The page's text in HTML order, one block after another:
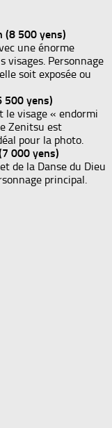
(8 500 yens)
une énorme
visages. Personnage
soit exposée ou
500 yens)
le visage « endormi
Zenitsu est
pour la photo.
000 yens)
de la Danse du Dieu
principal.